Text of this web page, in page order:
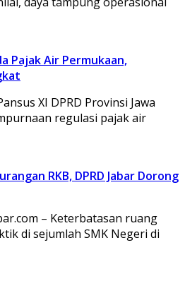
Pajak Air Permukaan,
XI DPRD Provinsi Jawa
regulasi pajak air
RKB, DPRD Jabar Dorong
– Keterbatasan ruang
di sejumlah SMK Negeri di